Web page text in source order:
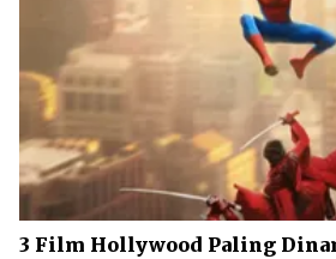
3 Film Hollywood Paling